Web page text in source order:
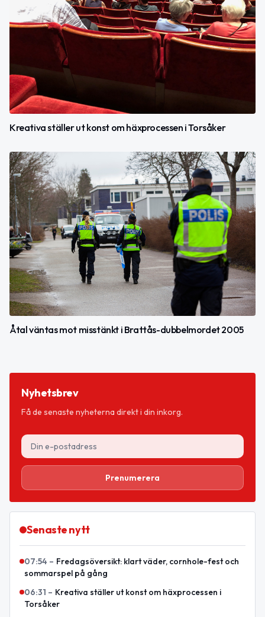
Kreativa ställer ut konst om häxprocessen i Torsåker
Åtal väntas mot misstänkt i Brattås-dubbelmordet 2005
Nyhetsbrev
Få de senaste nyheterna direkt i din inkorg.
Prenumerera
Senaste nytt
07:54 – Fredagsöversikt: klart väder, cornhole-fest och
sommarspel på gång
06:31 – Kreativa ställer ut konst om häxprocessen i
Torsåker